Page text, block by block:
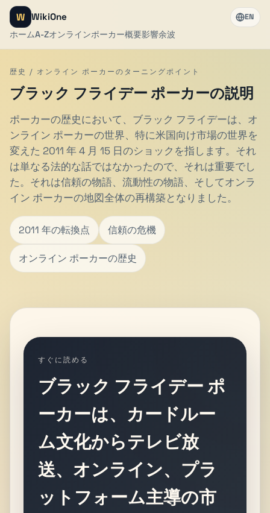
W WikiOne
ホームA-Zオンラインポーカー概要影響余波
EN
歴史 / オンライン ポーカーのターニングポイント
ブラック フライデー ポーカーの説明
ポーカーの歴史において、ブラック フライデーは、オ
ンライン ポーカーの世界、特に米国向け市場の世界を
変えた 2011 年 4 月 15 日のショックを指します。それ
は単なる法的な話ではなかったので、それは重要でし
た。それは信頼の物語、流動性の物語、そしてオンラ
イン ポーカーの地図全体の再構築となりました。
2011 年の転換点 信頼の危機
オンライン ポーカーの歴史
すぐに読める
ブラック フライデー ポ
ーカーは、カードルー
ム文化からテレビ放
送、オンライン、プラ
ットフォーム主導の市